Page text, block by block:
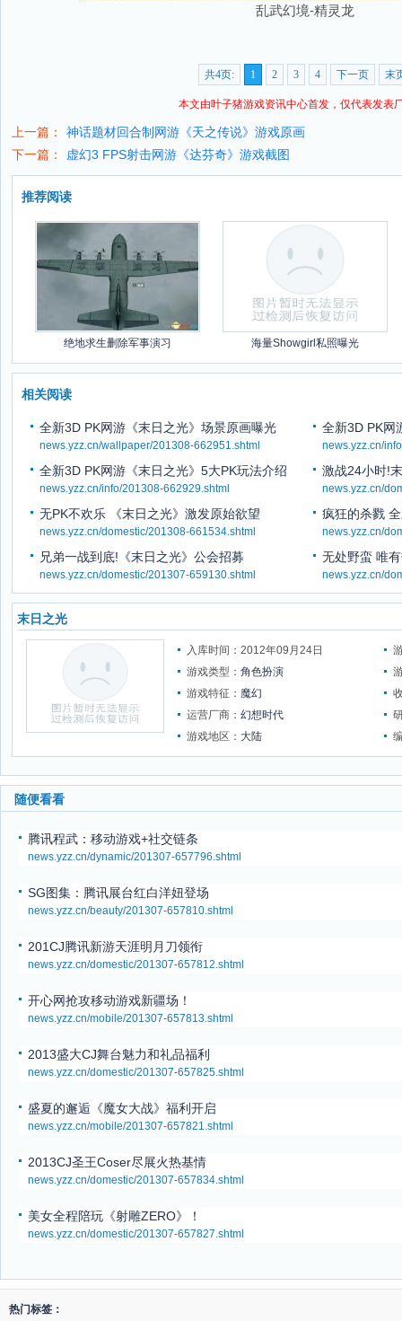
乱武幻境-精灵龙
共4页: 1 2 3 4 下一页 末
本文由叶子猪游戏资讯中心首发，仅代表发表
上一篇：
神话题材回合制网游《天之传说》游戏原画
下一篇：
虚幻3 FPS射击网游《达芬奇》游戏截图
推荐阅读
绝地求生删除军事演习 海量Showgirl私照曝光
相关阅读
全新3D PK网游《末日之光》场景原画曝光
news.yzz.cn/wallpaper/201308-662951.shtml
全新3D PK网
news.yzz.cn/
全新3D PK网游《末日之光》5大PK玩法介绍
news.yzz.cn/info/201308-662929.shtml
激战24小时!
news.yzz.cn/
无PK不欢乐 《末日之光》激发原始欲望
news.yzz.cn/domestic/201308-661534.shtml
疯狂的杀戮
news.yzz.cn/
兄弟一战到底!《末日之光》公会招募
news.yzz.cn/domestic/201307-659130.shtml
无处野蛮 唯
news.yzz.cn/
末日之光
入库时间：2012年09月24日
游戏类型： 角色扮演
游戏特征： 魔幻
运营厂商： 幻想时代
游戏地区： 大陆
随便看看
腾讯程武：移动游戏+社交链条
news.yzz.cn/dynamic/201307-657796.shtml
SG图集：腾讯展台红白洋妞登场
news.yzz.cn/beauty/201307-657810.shtml
201CJ腾讯新游天涯明月刀领衔
news.yzz.cn/domestic/201307-657812.shtml
开心网抢攻移动游戏新疆场！
news.yzz.cn/mobile/201307-657813.shtml
2013盛大CJ舞台魅力和礼品福利
news.yzz.cn/domestic/201307-657825.shtml
盛夏的邂逅《魔女大战》福利开启
news.yzz.cn/mobile/201307-657821.shtml
2013CJ圣王Coser尽展火热基情
news.yzz.cn/domestic/201307-657834.shtml
美女全程陪玩《射雕ZERO》！
news.yzz.cn/domestic/201307-657827.shtml
热门标签：